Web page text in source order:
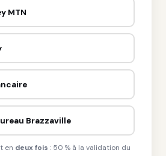
MTN
Brazzaville
en deux fois : 50 % à la validation du